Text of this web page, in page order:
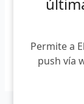
Permite a
push vía
litigante
Leer más »